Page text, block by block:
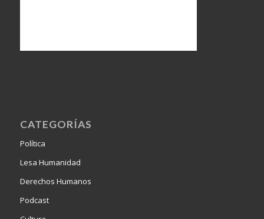
CATEGORÍAS
Política
Lesa Humanidad
Derechos Humanos
Podcast